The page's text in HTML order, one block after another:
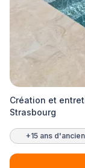
Création et
Strasbourg
+15 ans